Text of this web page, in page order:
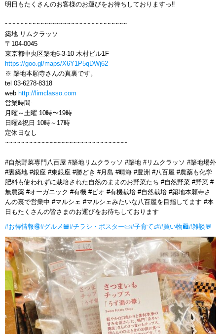
明日もたくさんのお客様のお運びをお待ちしておりますっ‼️
~~~~~~~~~~~~~~~~~~~~~~~~~~~~~~~
築地 リムクラッソ
〒104-0045
東京都中央区築地6-3-10 木村ビル1F
https://goo.gl/maps/X6Y1P5qDWj62
※ 築地本願寺さんの真裏です。
tel 03-6278-8318
web http://limclasso.com
営業時間:
月曜～土曜 10時〜19時
日曜&祝日 10時～17時
定休日なし
~~~~~~~~~~~~~~~~~~~~~~~~~~~~~~~
#自然野菜専門八百屋 #築地リムクラッソ #築地 #リムクラッソ #築地場外
#裏築地 #銀座 #東銀座 #勝どき #月島 #晴海 #豊洲 #八百屋 #農薬も化学
肥料も使われずに栽培された自然のままのお野菜たち #自然野菜 #野菜 #
無農薬 #オーガニック #有機 #ビオ #有機栽培 #自然栽培 #築地本願寺さ
んの裏で営業中 #マルシェ #マルシェみたいな八百屋を目指してます #本
日もたくさんの皆さまのお運びをお待ちしております
#お得情報🉐#グルメ🍔#チラシ・ポスター📜#子育て👶#買い物🛍#雑談💬